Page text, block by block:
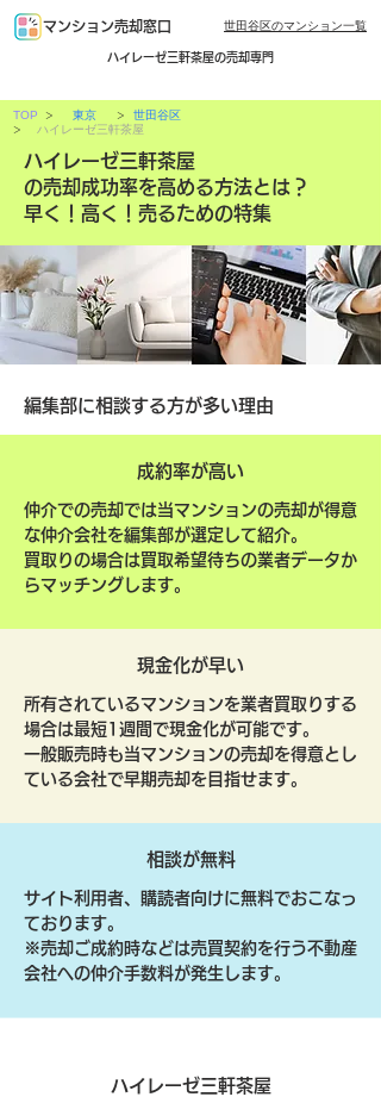
マンション売却窓口 世田谷区のマンション一覧
ハイレーゼ三軒茶屋の売却専門
TOP > 東京
>
>
ハイレーゼ三軒茶屋
世田谷区
ハイレーゼ三軒茶屋
の売却成功率を高める方法とは？
早く！高く！売るための特集
編集部に相談する方が多い理由
成約率が高い
仲介での売却では当マンションの売却が得意
な仲介会社を編集部が選定して紹介。
買取りの場合は買取希望待ちの業者データか
らマッチングします。
現金化が早い
所有されているマンションを業者買取りする
場合は最短1週間で現金化が可能です。
一般販売時も当マンションの売却を得意とし
ている会社で早期売却を目指せます。
相談が無料
サイト利用者、購読者向けに無料でおこなっ
ております。
​※売却ご成約時などは売買契約を行う不動産
会社への仲介手数料が発生します。
ハイレーゼ三軒茶屋